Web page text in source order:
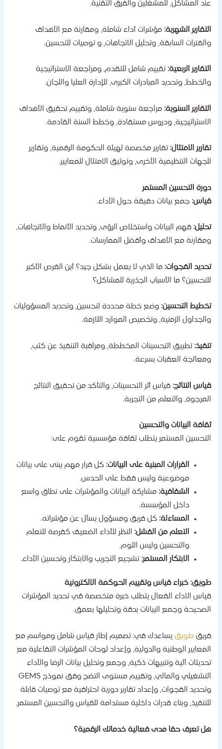
المشاكل، للمشغلين والفرق التقنية.
الشهرية:مؤشرات أداء شاملة، ومقارنة مع الأهداف
السابقة، وتحليل الاتجاهات، و توصيات للتحسين.
الربعية:تقييم شامل للتقدم، ومراجعة الاستراتيجية
وتحديد المبادرات الكبرى، للإدارة العليا واللجان.
السنوية:مراجعة سنوية شاملة، وتقييم تحقيق الأهداف
ودروس مستفادة، وخطط السنة القادمة.
الامتثال:تقارير مخصصة لهيئة الحكومة الرقمية، وتقارير
التنظيمية الأخرى، وتوثيق الامتثال للمعايير.
التحسين المستمر
جمع بيانات دقيقة حول الأداء.
فهم البيانات واستخلاص الرؤى، وتحديد الأنماط والاتجاهات،
مع الأهداف وأفضل الممارسات.
الفجوات:ما الذي لا يعمل بشكل جيد؟ أين الفرص الأكبر
ما الأسباب الجذرية للمشاكل؟
التحسين:وضع خطة محددة لتحسين، وتحديد المسؤوليات
الزمنية، وتخصيص الموارد اللازمة.
تطبيق التحسينات المخططة، ومراقبة التنفيذ عن كثب،
العقبات بسرعة.
النتائج:قياس أثر التحسينات، والتأكد من تحقيق النتائج
والتعلم من التجربة.
البيانات والتحسين
المستمر يتطلب ثقافة مؤسسية تقوم على:
القرارات المبنية على البيانات:كل قرار مهم يبنى على بيانات
موضوعية وليس فقط على الحدس.
الشفافية:مشاركة البيانات والمؤشرات على نطاق واسع
داخل المؤسسة.
المساءلة:كل فريق ومسؤول يسأل عن مؤشراته.
التعلم من الفشل:النظر للأداء الضعيف كفرصة للتعلم
والتحسين وليس اللوم.
الابتكار المستمر:تشجيع التجريب والابتكار وتحسين الأداء.
خبراء قياس وتقييم الحوكمة الالكترونية
الاداء الفعال يتطلب خبرة متخصصة في تحديد المؤشرات
وجمع البيانات بدقة وتحليلها بعمق.
طويقيساعدك في: تصميم إطار قياس شامل ومواسم مع
الوطنية والدولية، وإعداد لوحات المؤشرات التفاعلية مع
آلية وتنبيهات ذكية، وجمع وتحليل بيانات الرضا والأداء
التشغيلي والمالي، وتقييم مستوى النضج وفق نموذج GEMS
الفجوات، وإعداد تقارير دورية احترافية مع توصيات قابلة
وبناء قدرات داخلية مستدامة للقياس والتحسين المستمر.
تعرف حقا مدى فعالية خدماتك الرقمية؟